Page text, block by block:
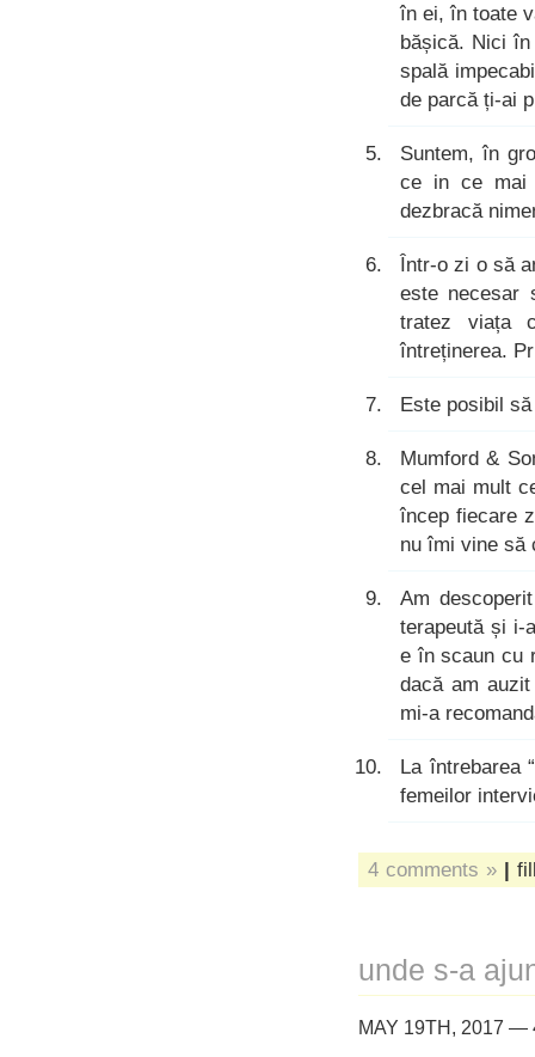
în ei, în toate
bășică. Nici
spală
de parcă ți-ai
Suntem, în
ce in ce mai
dezbracă
Într-o zi o să
este necesar
tratez viața
întreținerea.
Este posibil
Mumford &
cel mai mult
încep fiecare
nu îmi vine să
Am
terapeută și i-
e în scaun cu
dacă am
mi-a
La întrebarea
femeilor
4 comments » |
unde s-a
MAY 19TH, 2017 —